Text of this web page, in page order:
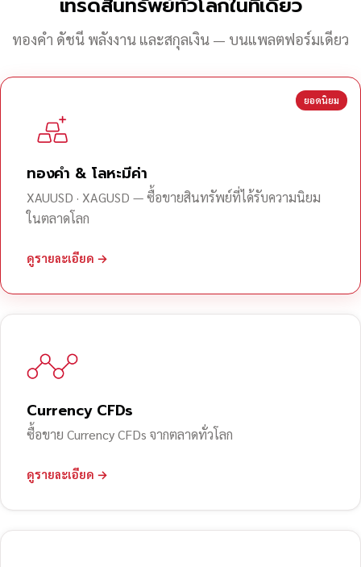
ทองคำ ดัชนี พลังงาน และสกุลเงิน — บนแพลตฟอร์มเดียว
ยอดนิยม
ทองคำ & โลหะมีค่า
XAUUSD · XAGUSD — ซื้อขายสินทรัพย์ที่ได้รับความนิยม
ในตลาดโลก
ดูรายละเอียด →
Currency CFDs
ซื้อขาย Currency CFDs จากตลาดทั่วโลก
ดูรายละเอียด →